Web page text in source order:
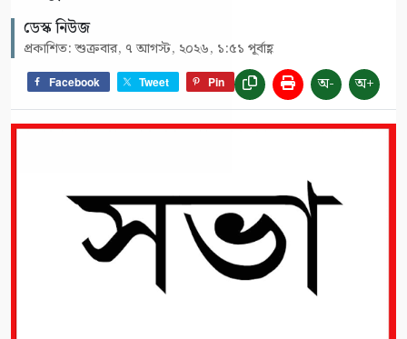
ডেস্ক নিউজ
প্রকাশিত: শুক্রবার, ৭ আগস্ট, ২০২৬, ১:৫১ পূর্বাহ্ণ
Facebook Tweet Pin অ- অ+